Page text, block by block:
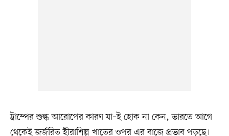
ট্রাম্পের শুল্ক আরোপের কারণ যা–ই হোক না কেন, ভারতে আগে
থেকেই জর্জরিত হীরাশিল্প খাতের ওপর এর বাজে প্রভাব পড়ছে।